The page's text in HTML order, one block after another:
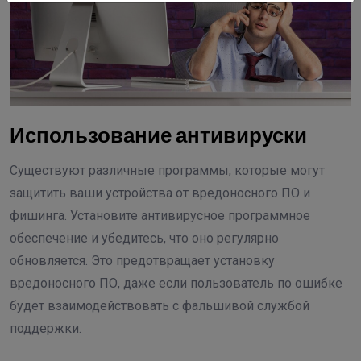
Использование антивируски
Существуют различные программы, которые могут
защитить ваши устройства от вредоносного ПО и
фишинга. Установите антивирусное программное
обеспечение и убедитесь, что оно регулярно
обновляется. Это предотвращает установку
вредоносного ПО, даже если пользователь по ошибке
будет взаимодействовать с фальшивой службой
поддержки.